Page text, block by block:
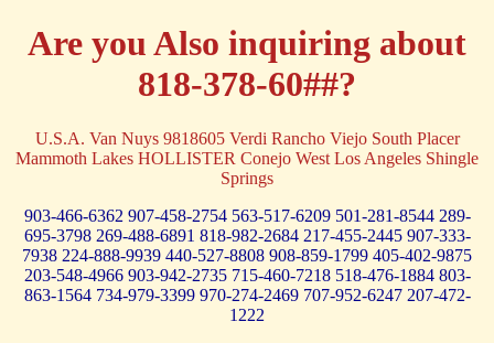
Are you Also inquiring about
818-378-60##?
U.S.A. Van Nuys 9818605 Verdi Rancho Viejo South Placer
Mammoth Lakes HOLLISTER Conejo West Los Angeles Shingle
Springs
903-466-6362 907-458-2754 563-517-6209 501-281-8544 289-
695-3798 269-488-6891 818-982-2684 217-455-2445 907-333-
7938 224-888-9939 440-527-8808 908-859-1799 405-402-9875
203-548-4966 903-942-2735 715-460-7218 518-476-1884 803-
863-1564 734-979-3399 970-274-2469 707-952-6247 207-472-
1222